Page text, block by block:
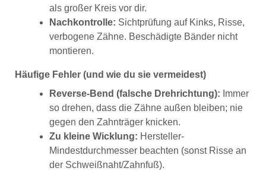
als großer Kreis vor dir.
Nachkontrolle: Sichtprüfung auf Kinks, Risse,
verbogene Zähne. Beschädigte Bänder nicht
montieren.
Häufige Fehler (und wie du sie vermeidest)
Reverse-Bend (falsche Drehrichtung): Immer
so drehen, dass die Zähne außen bleiben; nie
gegen den Zahnträger knicken.
Zu kleine Wicklung: Hersteller-
Mindestdurchmesser beachten (sonst Risse an
der Schweißnaht/Zahnfuß).